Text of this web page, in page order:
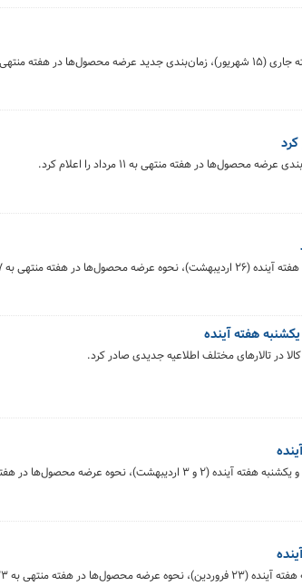
را اعلام کرد.
در هفته منتهی به ۱۱ مرداد را اعلام کرد.
۲۷ اردیبهشت را ابلاغ کرد.
هفته آینده
در تالارهای مختلف اطلاعیه جدیدی صادر کرد.
در هفته منتهی به ۶ اردیبهشت را ابلاغ کرد.
۲۳ فروردین را ابلاغ کرد.